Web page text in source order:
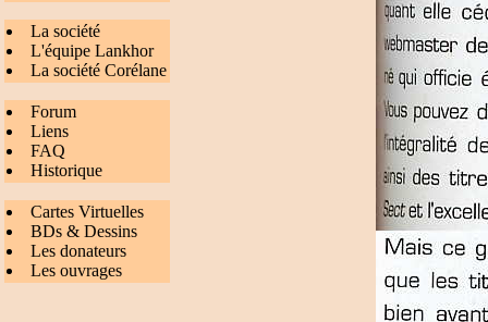
La société
L'équipe Lankhor
La société Corélane
Forum
Liens
FAQ
Historique
Cartes Virtuelles
BDs & Dessins
Les donateurs
Les ouvrages